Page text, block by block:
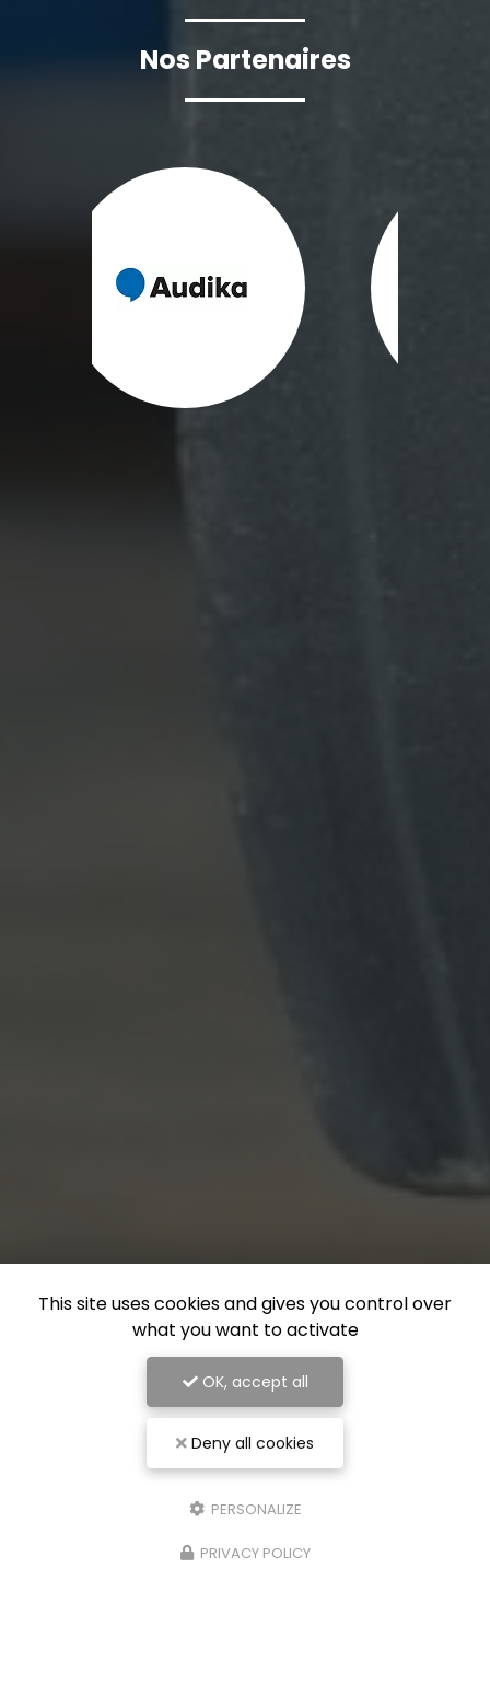
Nos Partenaires
This site uses cookies and gives you control over
what you want to activate
OK, accept all
Deny all cookies
PERSONALIZE
PRIVACY POLICY